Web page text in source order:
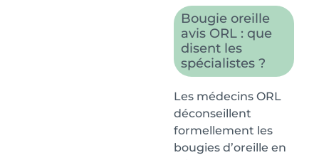
Bougie oreille
avis ORL : que
disent les
spécialistes ?
Les médecins ORL
déconseillent
formellement les
bougies d’oreille en